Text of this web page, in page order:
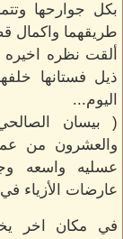
بكل جوارحها
طريقهما واكمال
ألقت نظره
ذيل فستانها
اليوم...
( بيسان
والعشرون من
عسليه واسعه
عارضات الأزياء
في مكان اخر